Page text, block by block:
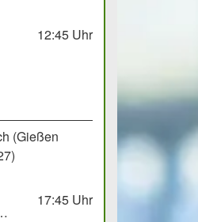
12:45Uhr
(Gießen
GbR 2
17:45Uhr